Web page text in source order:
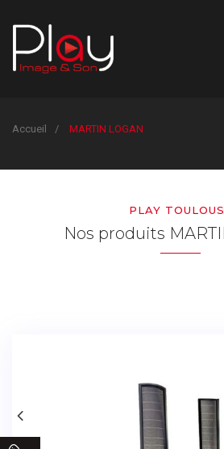
Accueil MARTIN LOGAN
PLAY
Nos produits